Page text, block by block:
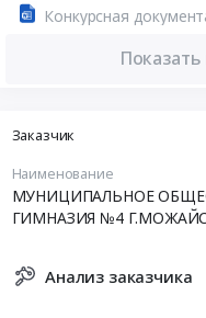
Конкурсная
Заказчик
Наименование
МУНИЦИПАЛЬНОЕ
ГИМНАЗИЯ №4
Анализ заказчика